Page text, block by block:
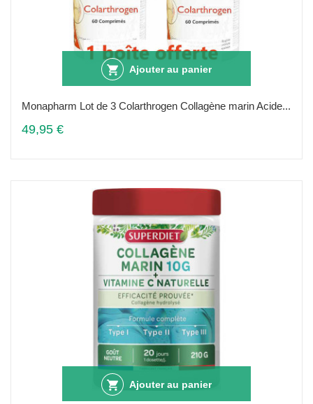
Ajouter au panier
Monapharm Lot de 3 Colarthrogen Collagène marin Acide...
49,95 €
Ajouter au panier